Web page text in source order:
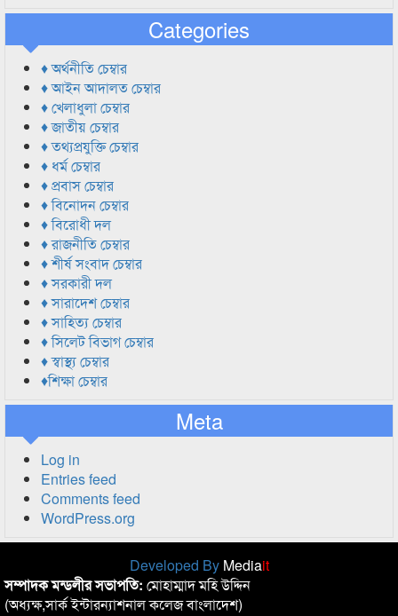
Categories
♦ অর্থনীতি চেম্বার
♦ আইন আদালত চেম্বার
♦ খেলাধুলা চেম্বার
♦ জাতীয় চেম্বার
♦ তথ্যপ্রযুক্তি চেম্বার
♦ ধর্ম চেম্বার
♦ প্রবাস চেম্বার
♦ বিনোদন চেম্বার
♦ বিরোধী দল
♦ রাজনীতি চেম্বার
♦ শীর্ষ সংবাদ চেম্বার
♦ সরকারী দল
♦ সারাদেশ চেম্বার
♦ সাহিত্য চেম্বার
♦ সিলেট বিভাগ চেম্বার
♦ স্বাস্থ্য চেম্বার
♦শিক্ষা চেম্বার
Meta
Log in
Entries feed
Comments feed
WordPress.org
Developed By Mediait
সম্পাদক মন্ডলীর সভাপতি: মোহাম্মাদ মহি উদ্দিন
(অধ্যক্ষ,সার্ক ইন্টারন্যাশনাল কলেজ বাংলাদেশ)